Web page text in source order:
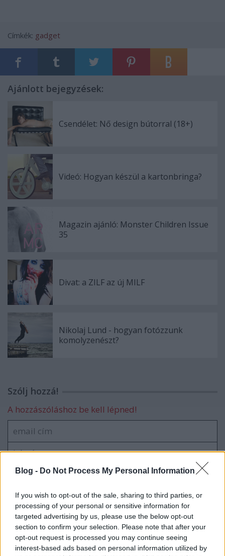
Blog - Do Not Process My Personal Information
If you wish to opt-out of the sale, sharing to third parties, or
processing of your personal or sensitive information for
targeted advertising by us, please use the below opt-out
section to confirm your selection. Please note that after your
opt-out request is processed you may continue seeing
interest-based ads based on personal information utilized by
Címkék: gadget
Ajánlott bejegyzések:
Csendélet: Nő design bútorral (18+)
Videó: Hogyan készül a kartonbringa?
Magazin ajánló: Monster Children Issue
35
Divat: a ZILF az új MILF
Nikolaj Lund - hogyan fotózzunk
komolyzenészt?
Szólj hozzá!
A hozzászóláshoz be kell lépned!
VAGY